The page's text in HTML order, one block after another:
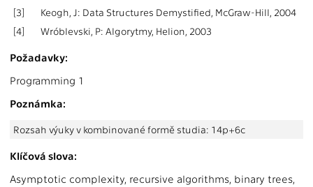
[3]
Keogh, J: Data Structures Demystified, McGraw-Hill, 2004
[4]
Wróblevski, P: Algorytmy, Helion, 2003
Požadavky:
Programming 1
Poznámka:
Rozsah výuky v kombinované formě studia: 14p+6c
Klíčová slova:
Asymptotic complexity, recursive algorithms, binary trees,